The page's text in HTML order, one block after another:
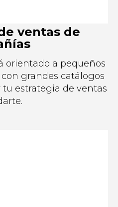
ventas de
orientado a pequeños
grandes catálogos
estrategia de ventas